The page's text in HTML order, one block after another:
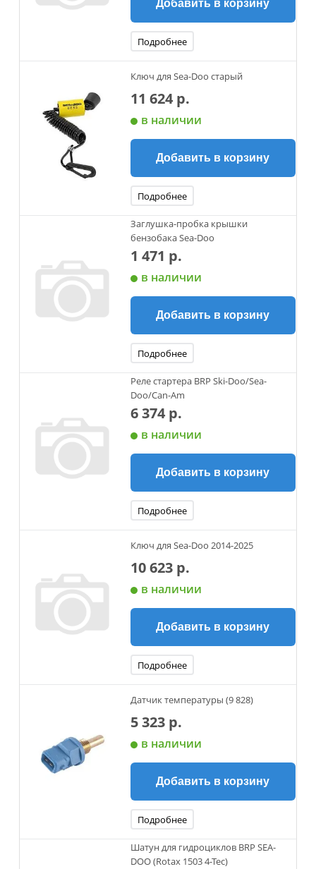
Добавить в корзину
Подробнее
Ключ для Sea-Doo старый
11 624 р.
в наличии
Добавить в корзину
Подробнее
Заглушка-пробка крышки
бензобака Sea-Doo
1 471 р.
в наличии
Добавить в корзину
Подробнее
Реле стартера BRP Ski-Doo/Sea-
Doo/Can-Am
6 374 р.
в наличии
Добавить в корзину
Подробнее
Ключ для Sea-Doo 2014-2025
10 623 р.
в наличии
Добавить в корзину
Подробнее
Датчик температуры (9 828)
5 323 р.
в наличии
Добавить в корзину
Подробнее
Шатун для гидроциклов BRP SEA-
DOO (Rotax 1503 4-Tec)